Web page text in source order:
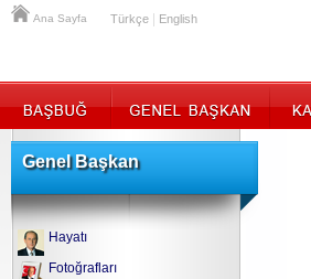
Ana Sayfa Türkçe English
Genel Başkan
Hayatı
Fotoğrafları